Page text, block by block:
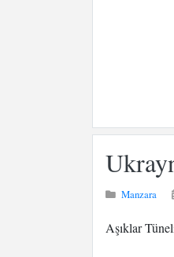
Manzara
Aşıklar